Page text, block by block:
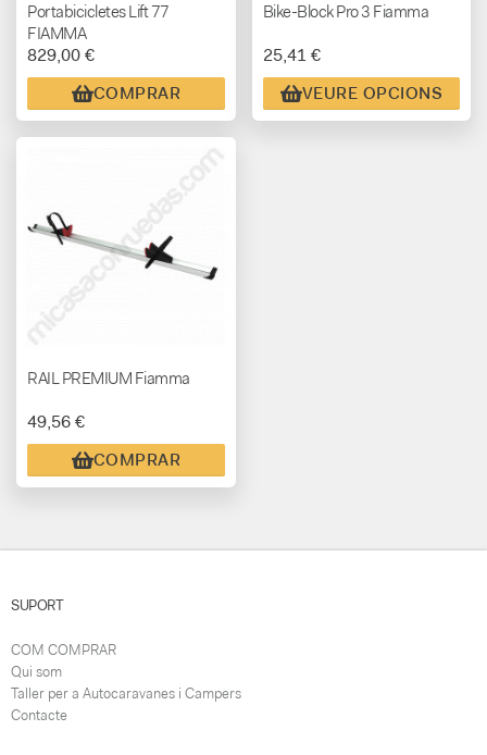
Portabicicletes Lift 77
FIAMMA
829,00 €
COMPRAR
Bike-Block Pro 3 Fiamma
25,41 €
VEURE OPCIONS
RAIL PREMIUM Fiamma
49,56 €
COMPRAR
SUPORT
COM COMPRAR
Qui som
Taller per a Autocaravanes i Campers
Contacte